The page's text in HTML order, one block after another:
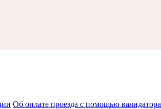
Об оплате проезда с помощью валидатора